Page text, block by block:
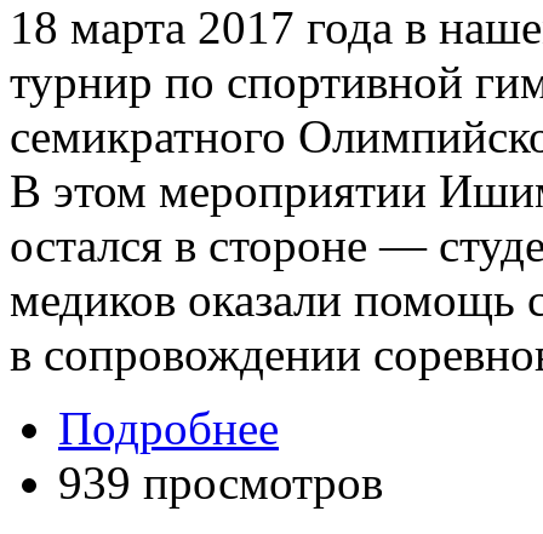
18 марта 2017 года в
турнир по спортивной
семикратного
В этом мероприятии
остался в стороне —
медиков оказали помощь
в сопровождении
Подробнее
939 просмотров